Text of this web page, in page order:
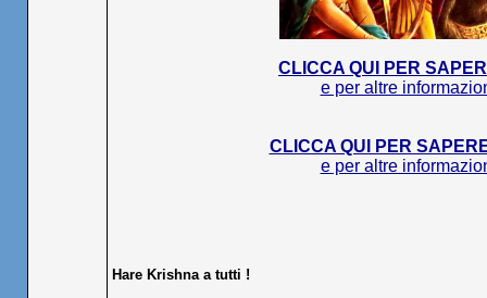
CLICCA QUI PER
e per altre
CLICCA QUI PER
e per altre
Hare Krishna a tutti !